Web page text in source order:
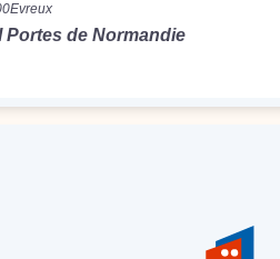
Evreux
Portes de Normandie